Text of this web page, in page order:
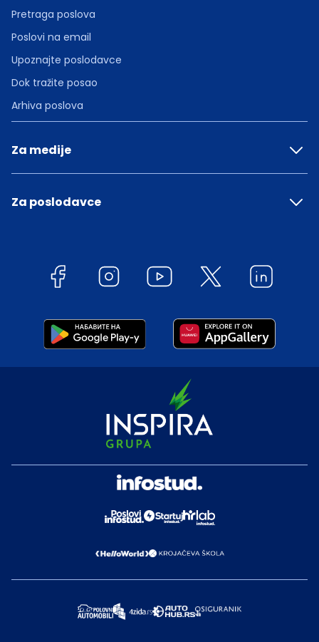
Pretraga poslova
Poslovi na email
Upoznajte poslodavce
Dok tražite posao
Arhiva poslova
Za medije
Za poslodavce